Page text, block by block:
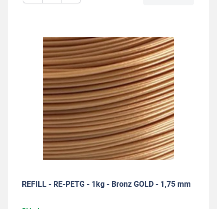
REFILL - RE-PETG - 1kg - Bronz GOLD - 1,75 mm